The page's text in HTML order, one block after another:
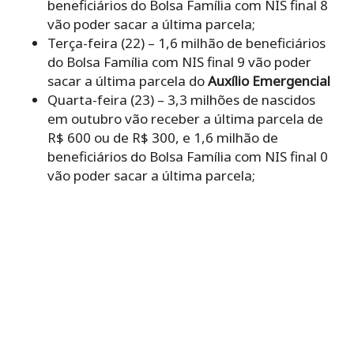
beneficiários do Bolsa Família com NIS final 8
vão poder sacar a última parcela;
Terça-feira (22) – 1,6 milhão de beneficiários
do Bolsa Família com NIS final 9 vão poder
sacar a última parcela doAuxílio Emergencial
Quarta-feira (23) – 3,3 milhões de nascidos
em outubro vão receber a última parcela de
R$ 600 ou de R$ 300, e 1,6 milhão de
beneficiários do Bolsa Família com NIS final 0
vão poder sacar a última parcela;